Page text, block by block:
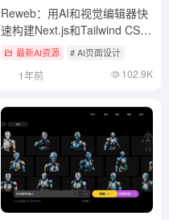
Reweb：用AI和视觉编辑器快
速构建Next.js和Tailwind CSS
网站最新AI资源 # AI页面设计
1年前 102.9K